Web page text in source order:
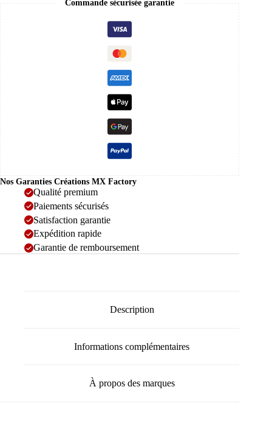
Commande sécurisée garantie
Nos Garanties Créations MX Factory
Qualité premium
Paiements sécurisés
Satisfaction garantie
Expédition rapide
Garantie de remboursement
Description
Informations complémentaires
À propos des marques